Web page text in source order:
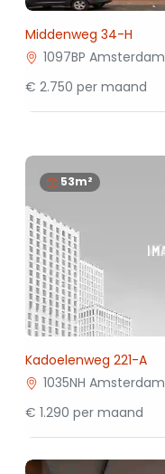
Middenweg 34-H
1097BP Amsterdam
€ 2.750 per maand
53m²
Kadoelenweg 221-A
1035NH Amsterdam
€ 1.290 per maand